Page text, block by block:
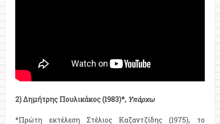
2) Δημήτρης Πουλικάκος (1983)*, Υπάρχω
*Πρώτη εκτέλεση Στέλιος Καζαντζίδης (1975), τo